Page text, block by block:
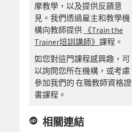
摩教學，以及提供反饋意
見。我們透過雇主和教學機
構向教師提供 《Train the
Trainer培訓講師》 課程。
如您對這門課程感興趣，可
以詢問您所在機構，或考慮
參加我們的 在職教師資格證
書課程。
相關連結